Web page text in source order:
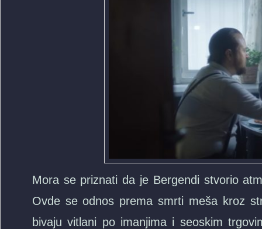
Mora se priznati da je Bergendi stvorio
Ovde se odnos prema smrti meša kroz
bivaju vitlani po imanjima i seoskim